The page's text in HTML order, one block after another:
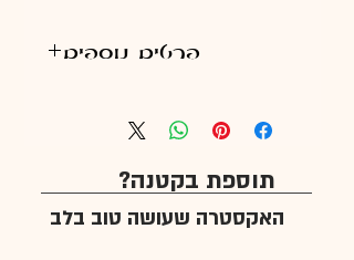
פרטים נוספים
משקולת לקשירה עצמאית
תוספת בקטנה?
האקסטרה שעושה טוב בלב